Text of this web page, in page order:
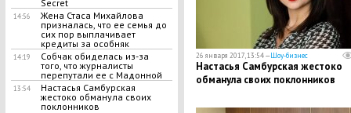
Secret
14:56
Жена Стаса Михайлова
призналась, что ее семья до
сих пор выплачивает
кредиты за особняк
14:19
Собчак обиделась из-за
того, что журналисты
перепутали ее с Мадонной
13:54
Настасья Самбурская
жестоко обманула своих
поклонников
26 января 2017, 13:54 —Шоу-бизнес
Настасья Самбурская жестоко
обманула своих поклонников